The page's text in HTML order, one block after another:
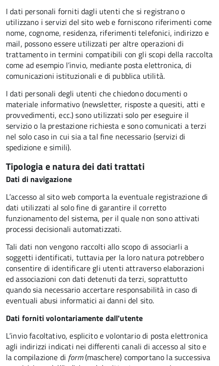
I dati personali forniti dagli utenti che si registrano o
utilizzano i servizi del sito web e forniscono riferimenti come
nome, cognome, residenza, riferimenti telefonici, indirizzo e
mail, possono essere utilizzati per altre operazioni di
trattamento in termini compatibili con gli scopi della raccolta
come ad esempio l’invio, mediante posta elettronica, di
comunicazioni istituzionali e di pubblica utilità.
I dati personali degli utenti che chiedono documenti o
materiale informativo (newsletter, risposte a quesiti, atti e
provvedimenti, ecc.) sono utilizzati solo per eseguire il
servizio o la prestazione richiesta e sono comunicati a terzi
nel solo caso in cui sia a tal fine necessario (servizi di
spedizione e simili).
Tipologia e natura dei dati trattati
Dati di navigazione
L’accesso al sito web comporta la eventuale registrazione di
dati utilizzati al solo fine di garantire il corretto
funzionamento del sistema, per il quale non sono attivati
processi decisionali automatizzati.
Tali dati non vengono raccolti allo scopo di associarli a
soggetti identificati, tuttavia per la loro natura potrebbero
consentire di identificare gli utenti attraverso elaborazioni
ed associazioni con dati detenuti da terzi, soprattutto
quando sia necessario accertare responsabilità in caso di
eventuali abusi informatici ai danni del sito.
Dati forniti volontariamente dall'utente
L’invio facoltativo, esplicito e volontario di posta elettronica
agli indirizzi indicati nei differenti canali di accesso al sito e
la compilazione di form(maschere) comportano la successiva